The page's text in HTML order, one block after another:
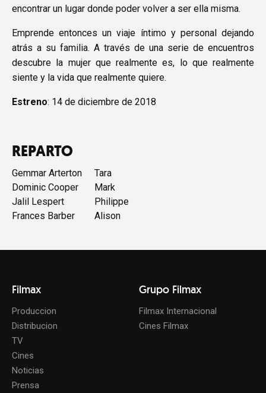
encontrar un lugar donde poder volver a ser ella misma.
Emprende entonces un viaje íntimo y personal dejando
atrás a su familia. A través de una serie de encuentros
descubre la mujer que realmente es, lo que realmente
siente y la vida que realmente quiere.
Estreno: 14 de diciembre de 2018
REPARTO
Gemmar Arterton
Tara
Dominic Cooper
Mark
Jalil Lespert
Philippe
Frances Barber
Alison
Filmax
Produccion
Distribucion
TV
Cines
Noticias
Prensa
Grupo Filmax
Filmax Internacional
Cines Filmax